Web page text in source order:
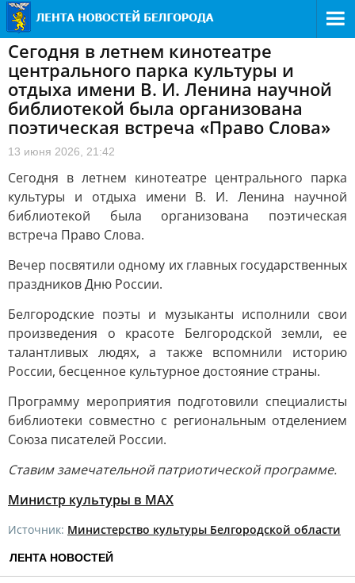
Сегодня в летнем кинотеатре
центрального парка культуры и
отдыха имени В. И. Ленина научной
библиотекой была организована
поэтическая встреча «Право Слова»
13 июня 2026, 21:42
Сегодня в летнем кинотеатре центрального парка
культуры и отдыха имени В. И. Ленина научной
библиотекой была организована поэтическая
встреча Право Слова.
Вечер посвятили одному их главных государственных
праздников Дню России.
Белгородские поэты и музыканты исполнили свои
произведения о красоте Белгородской земли, ее
талантливых людях, а также вспомнили историю
России, бесценное культурное достояние страны.
Программу мероприятия подготовили специалисты
библиотеки совместно с региональным отделением
Союза писателей России.
Ставимзамечательной патриотической программе.
Министр культуры в МАХ
Источник: Министерство культуры Белгородской области
ЛЕНТА НОВОСТЕЙ